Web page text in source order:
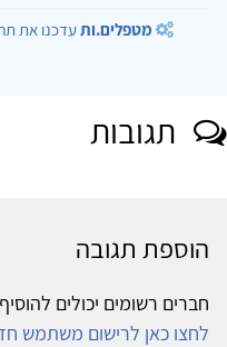
מטפלים.ותעדכנו את
תגובות
הוספת תגובה
חברים רשומים יכולים
לחצו כאן לרישום משתמש